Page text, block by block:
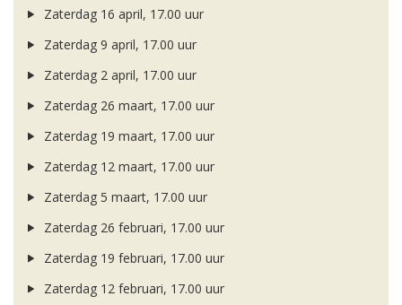
Zaterdag 16 april, 17.00 uur
Zaterdag 9 april, 17.00 uur
Zaterdag 2 april, 17.00 uur
Zaterdag 26 maart, 17.00 uur
Zaterdag 19 maart, 17.00 uur
Zaterdag 12 maart, 17.00 uur
Zaterdag 5 maart, 17.00 uur
Zaterdag 26 februari, 17.00 uur
Zaterdag 19 februari, 17.00 uur
Zaterdag 12 februari, 17.00 uur